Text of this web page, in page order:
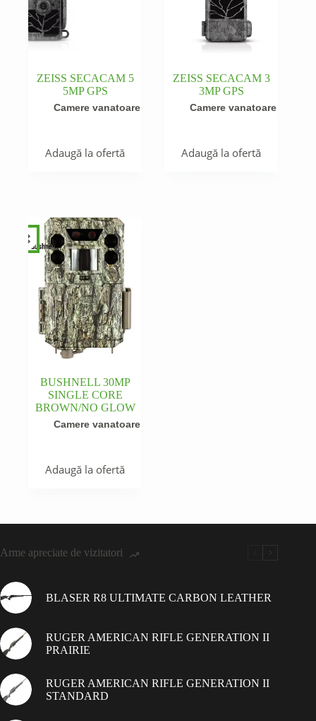
ZEISS SECACAM 5
5MP GPS
Camere vanatoare
Adaugă la ofertă
ZEISS SECACAM 3
3MP GPS
Camere vanatoare
Adaugă la ofertă
BUSHNELL 30MP
SINGLE CORE
BROWN/NO GLOW
Camere vanatoare
Adaugă la ofertă
Arme apreciate de vizitatori
BLASER R8 ULTIMATE CARBON LEATHER
RUGER AMERICAN RIFLE GENERATION II
PRAIRIE
RUGER AMERICAN RIFLE GENERATION II
STANDARD